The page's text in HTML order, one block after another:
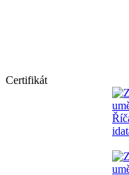
Certifikát